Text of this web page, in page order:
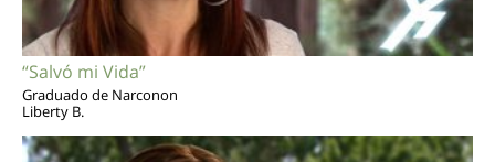
“Salvó mi Vida”
Graduado de Narconon
Liberty B.